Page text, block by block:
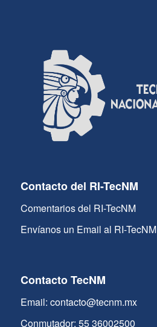
Contacto del RI-TecNM
Comentarios del RI-TecNM
Envíanos un Email al RI-TecNM
Contacto TecNM
Email: contacto@tecnm.mx
Conmutador: 55 36002500